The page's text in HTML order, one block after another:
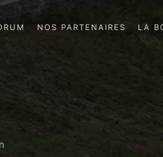
NOS PARTENAIRES LA